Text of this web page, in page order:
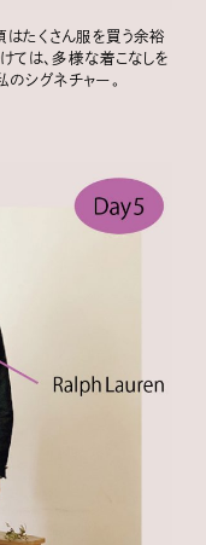
はたくさん服を買う余裕
ては、多様な着こなしを
シグネチャー。